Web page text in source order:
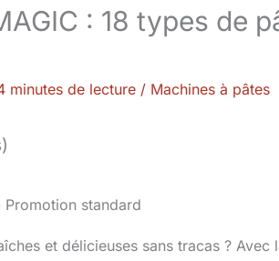
: 18 types de
minutes de lecture / Machines à pâtes
et délicieuses sans tracas ? Avec